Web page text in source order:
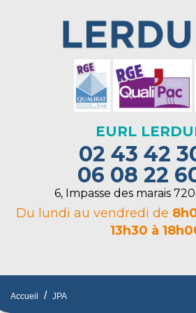
EURL
02 43 42
06 08 22
6, Impasse des marais
Du lundi au vendredi de
13h30 à
Accueil / JPA